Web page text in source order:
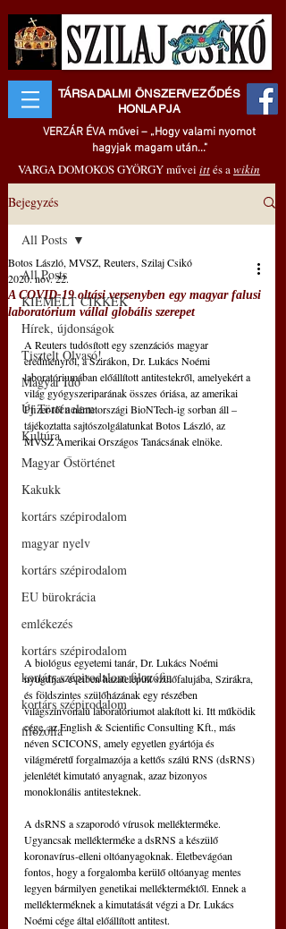
TÁRSADALMI ÖNSZERVEZŐDÉS
HONLAPJA
VERZÁR ÉVA művei – „Hogy valami nyomot
hagyjak magam után..."
VARGA DOMOKOS GYÖRGY művei ittés awikin
Bejegyzés
All Posts
KIEMELT CIKKEK
Hírek, újdonságok
Tisztelt Olvasó!
Magyar Idő
Új Történelem
Kultúra
Magyar Őstörténet
Kakukk
kortárs szépirodalom
magyar nyelv
kortárs szépirodalom
EU bürokrácia
emlékezés
kortárs szépirodalom
kortárs szépirodalom filozófia
kortárs szépirodalom
filozófia
All Posts
A COVID-19 oltási versenyben egy magyar falusi
laboratórium vállal globális szerepet
Botos László, MVSZ, Reuters, Szilaj Csikó
2020. nov. 22.
A Reuters tudósított egy szenzációs magyar
eredményről, a Szirákon, Dr. Lukács Noémi
laboratóriumában előállított antitestekről, amelyekért a
világ gyógyszeriparának összes óriása, az amerikai
Pfizer-től a németországi BioNTech-ig sorban áll –
tájékoztatta sajtószolgálatunkat Botos László, az
MVSZ Amerikai Országos Tanácsának elnöke.
A biológus egyetemi tanár, Dr. Lukács Noémi
nyugdíjas éveiben hazatelepült szülőfalujába, Szirákra,
és földszintes szülőházának egy részében
világszínvonalú laboratóriumot alakított ki. Itt működik
cége, az English & Scientific Consulting Kft., más
néven SCICONS, amely egyetlen gyártója és
világméretű forgalmazója a kettős szálú RNS (dsRNS)
jelenlétét kimutató anyagnak, azaz bizonyos
monoklonális antitesteknek.
A dsRNS a szaporodó vírusok mellékterméke.
Ugyancsak mellékterméke a dsRNS a készülő
koronavírus-elleni oltóanyagoknak. Életbevágóan
fontos, hogy a forgalomba kerülő oltóanyag mentes
legyen bármilyen genetikai mellékterméktől. Ennek a
mellékterméknek a kimutatását végzi a Dr. Lukács
Noémi cége által előállított antitest.